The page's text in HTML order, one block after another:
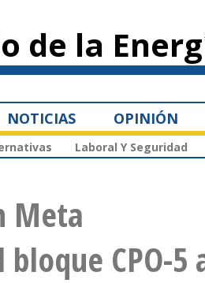
de la
NOTICIAS OPINIÓN
Laboral Y Seguridad
Meta
CPO-5